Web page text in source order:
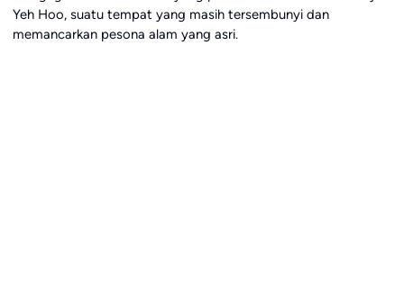
Yeh Hoo, suatu tempat yang masih tersembunyi dan
memancarkan pesona alam yang asri.